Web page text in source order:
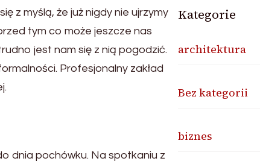
z myślą, że już nigdy nie ujrzymy
tym co może jeszcze nas
jest nam się z nią pogodzić.
Profesjonalny zakład
dnia pochówku. Na spotkaniu z
Kategorie
architektura
Bez kategorii
biznes